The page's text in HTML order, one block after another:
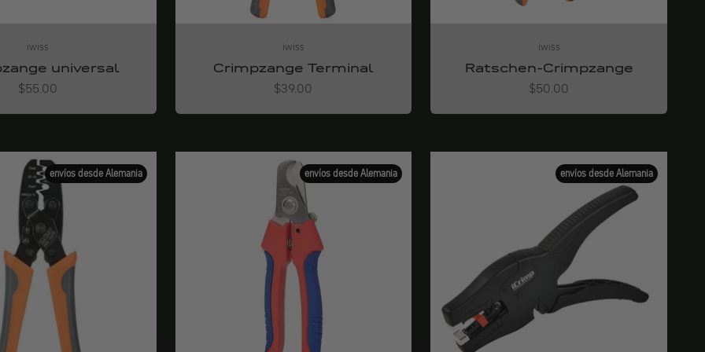
iwiss
universal
Angebot
$55.00
iwiss
Crimpzange Terminal
Angebot
$39.00
iwiss
Ratschen-Crimpzange
Angebot
$50.00
envíos desde Alemania envíos desde Alemania envíos desde Alemania